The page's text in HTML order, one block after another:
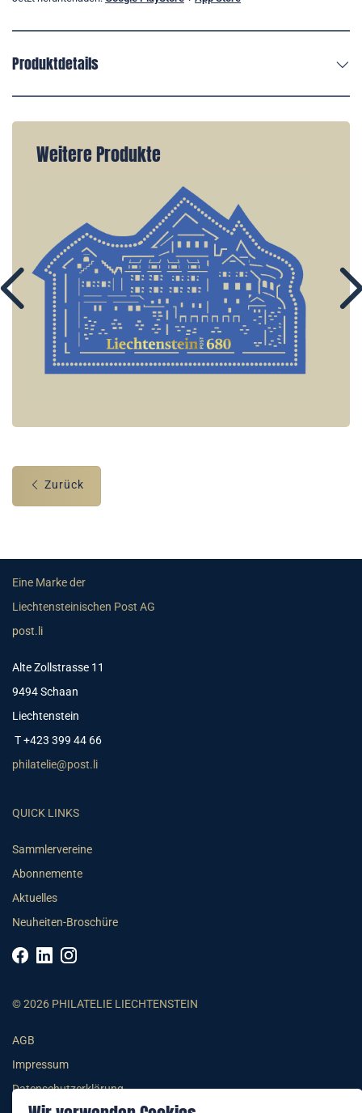
Produktdetails
Weitere Produkte
Zurück
Eine Marke der
Liechtensteinischen Post AG
post.li
Alte Zollstrasse 11
9494 Schaan
Liechtenstein
T +423 399 44 66
philatelie@post.li
QUICK LINKS
Sammlervereine
Abonnemente
Aktuelles
Neuheiten-Broschüre
© 2026 PHILATELIE LIECHTENSTEIN
AGB
Impressum
Datenschutzerklärung